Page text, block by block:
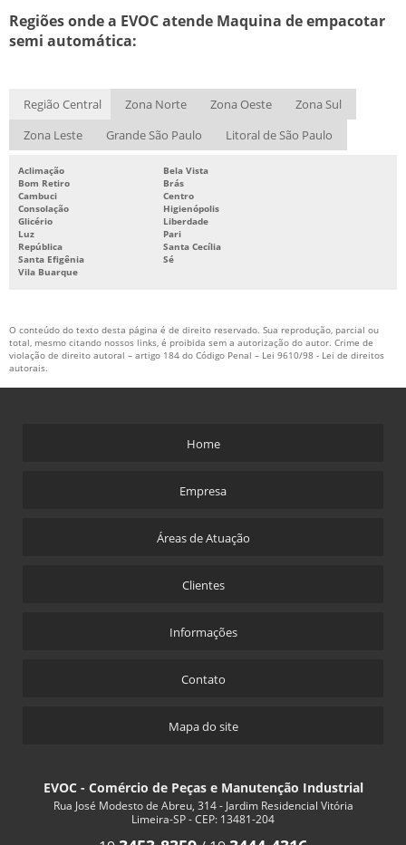
Regiões onde a EVOC atende Maquina de empacotar
semi automática:
Região Central Zona Norte Zona Oeste
Zona Sul
Zona Leste
Grande São Paulo Litoral de São Paulo
Aclimação
Bela Vista
Bom Retiro
Brás
Cambuci
Centro
Consolação
Higienópolis
Glicério
Liberdade
Luz
Pari
República
Santa Cecília
Santa Efigênia
Sé
Vila Buarque
O conteúdo do texto desta página é de direito reservado. Sua reprodução, parcial ou
total, mesmo citando nossos links, é proibida sem a autorização do autor. Crime de
violação de direito autoral – artigo 184 do Código Penal – Lei 9610/98 - Lei de direitos
autorais.
Home
Empresa
Áreas de Atuação
Clientes
Informações
Contato
Mapa do site
EVOC - Comércio de Peças e Manutenção Industrial
Rua José Modesto de Abreu, 314 - Jardim Residencial Vitória
Limeira-SP - CEP: 13481-204